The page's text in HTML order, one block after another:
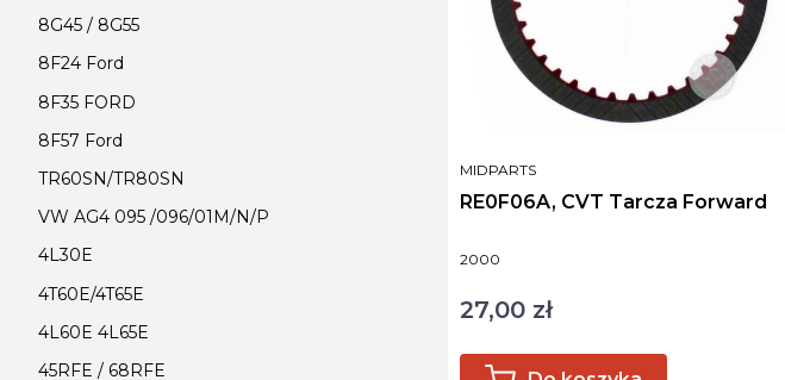
8G45 / 8G55
8F24 Ford
8F35 FORD
8F57 Ford
TR60SN/TR80SN
VW AG4 095 /096/01M/N/P
4L30E
4T60E/4T65E
4L60E 4L65E
45RFE / 68RFE
Kod produktu
2000
RE0F06A, CVT Tarcza Forward
PRODUCENT
MIDPARTS
Cena
27,00 zł